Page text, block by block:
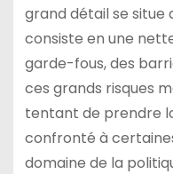
grand détail se situe
consiste en une
garde-fous, des
ces grands risques
tentant de prendre
confronté à
domaine de la